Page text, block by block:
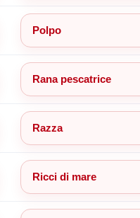
Polpo
Rana pescatrice
Razza
Ricci di mare